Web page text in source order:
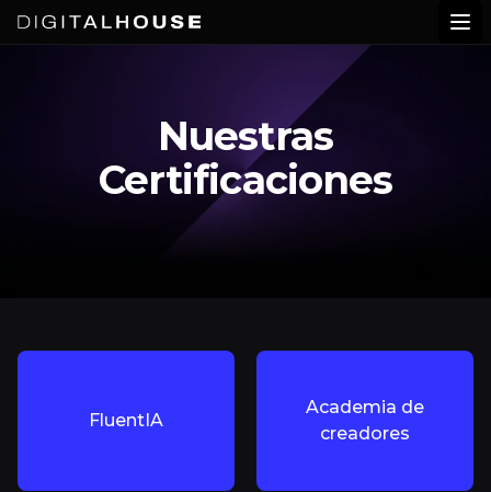
Digital House
Nuestras
Certificaciones
FluentIA
Academia de
creadores